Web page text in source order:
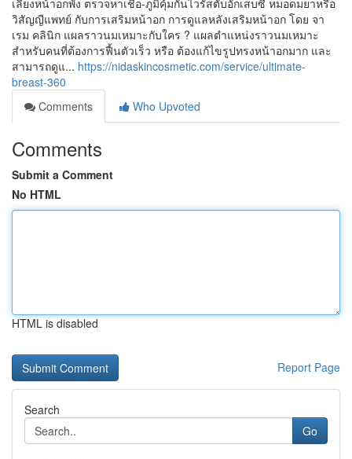
เลี่ยงหน้าอกพัง ตรวจหาเชื้อ-ภูมิคุ้มกันไวรัสตับอักเสบซี หมอดมยาหรือ
วิสัญญีแพทย์ กับการเสริมหน้าอก การดูแลหลังเสริมหน้าอก โดย จา
เรม คลินิก แผลราวนมเหมาะกับใคร ? แผลตำแหน่งราวนมเหมาะ
สำหรับคนที่ต้องการฟื้นตัวเร็ว หรือ ต้องแก้ไขรูปทรงหน้าอกมาก และ
สามารถดูแ... https://nidaskincosmetic.com/service/ultimate-
breast-360
Comments
Who Upvoted
Comments
Submit a Comment
No HTML
HTML is disabled
Report Page
Search
Go